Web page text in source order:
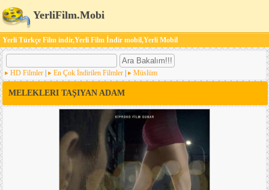
YerliFilm.Mobi
Yerli Türkçe Film indir,Yerli Film İndir mobil,Yerli Mobil
HD Filmler En Çok İndirilen Filmler Müslüm
MELEKLERI TAŞIYAN ADAM